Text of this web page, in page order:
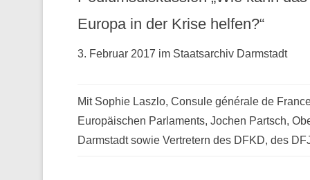
Europa in der Krise helfen?“
3. Februar 2017 im Staatsarchiv Darmstadt
Mit Sophie Laszlo, Consule générale de
Europäischen Parlaments, Jochen Partsch,
Darmstadt sowie Vertretern des DFKD, des